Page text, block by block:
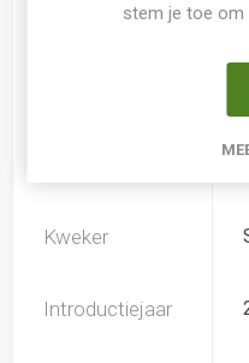
Kweker
Introductiejaar
stem je toe om